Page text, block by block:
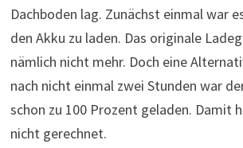
Dachboden lag. Zunächst einmal war
den Akku zu laden. Das originale
nämlich nicht mehr. Doch eine
nach nicht einmal zwei Stunden war
schon zu 100 Prozent geladen. Damit
nicht gerechnet.